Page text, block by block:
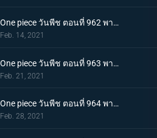
One piece วันพีช ตอนที่ 962 พากย์ไทย ชะตาชีวิตที่เปลี่ยนแปลง กลุ่มโจรสลัดหนวดขาวเกยตื้น!!
Feb. 14, 2021
One piece วันพีช ตอนที่ 963 พากย์ไทย ความมุ่งมั่นของโอเด้ง! การทดสอบของหนวดขาว!
Feb. 21, 2021
One piece วันพีช ตอนที่ 964 พากย์ไทย น้องชายของหนวดขาว! การผจญภัยของโอเด้ง!
Feb. 28, 2021